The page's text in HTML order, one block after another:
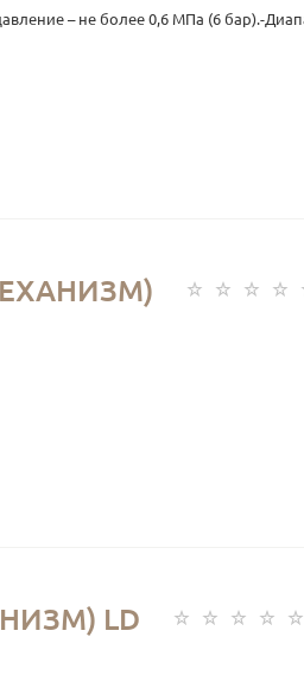
– не более 0,6 МПа (6 бар).-
LD